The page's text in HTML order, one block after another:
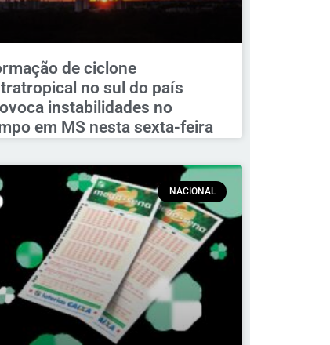
de ciclone
no sul do país
instabilidades no
em MS nesta sexta-feira
NACIONAL